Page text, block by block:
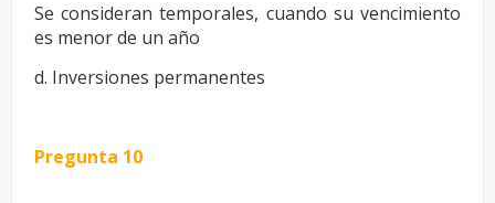
Se consideran temporales, cuando su vencimiento
es menor de un año
d. Inversiones permanentes
Pregunta 10